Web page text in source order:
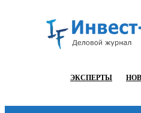
ЭКСПЕРТЫ